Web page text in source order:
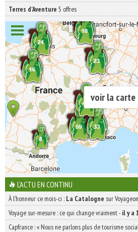
Terres d'Aventure 5 offres
voir la carte
L'ACTU EN CONTINU
À l'honneur ce mois-ci : La Catalogne sur
Voyage sur-mesure : ce qui change vraiment-il y a
Capfrance : « Nous ne parlons plus de tourisme